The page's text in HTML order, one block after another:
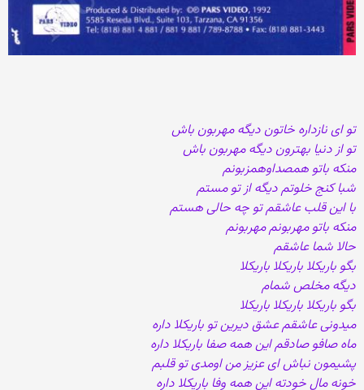
تو ای نازداره خاتون دیگه مهربون باش
تو از دنیا بهترون دیگه مهربون باش
منکه باتو همصداوهمزبونم
شبا کنج خلوتم دیگه از تو مستم
با این قلب عاشقم تو چه حالی هستم
منکه باتو مهربونم مهربونم
حالا شما عاشقم
بگو باریکلا باریکلا باریکلا
دیگه مخلص شمام
بگو باریکلا باریکلا باریکلا
میدونی عاشقم عشق دیرین تو باریکلا داره
ماه صافو صادقم این همه صفا باریکلا داره
پشیمون نباش ای عزیز من اومدی تو قلبم
خونه مال خودته این همه وفا باریکلا داره